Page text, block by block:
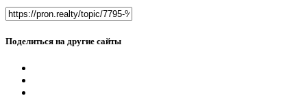
Поделиться на другие сайты